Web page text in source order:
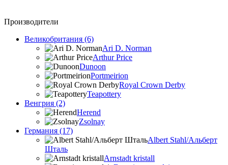
Производители
Великобритания (6)
Ari D. Norman
Arthur Price
Dunoon
Portmeirion
Royal Crown Derby
Teapottery
Венгрия (2)
Herend
Zsolnay
Германия (17)
Albert Stahl/Альбеpт
Шталь
Arnstadt kristall